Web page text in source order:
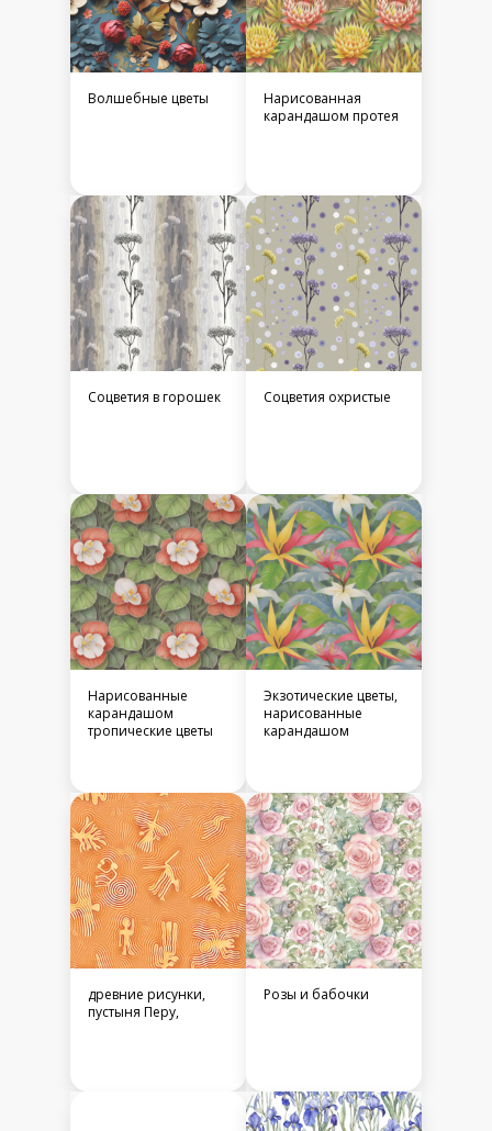
Волшебные цветы
Нарисованная
карандашом протея
Соцветия в горошек Соцветия охристые
Нарисованные
карандашом
тропические цветы
Экзотические цветы,
нарисованные
карандашом
древние рисунки,
пустыня Перу,
Розы и бабочки